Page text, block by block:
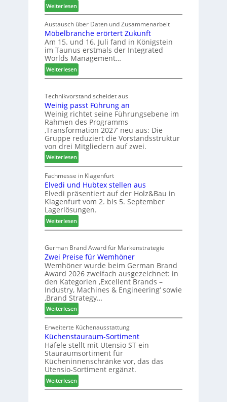
C
M
D
e
u
s
h
l
a
n
d
Weiterlesen:
L
e
u
c
o
l
ä
d
z
u
r
H
a
u
s
m
e
s
s
e
Austausch über Daten und Zusammenarbeit
Möbelbranche erörtert Zukunft
Am 15. und 16. Juli fand in Königstein
im Taunus erstmals der Integrated
Worlds Management…
Weiterlesen:
M
b
e
l
b
r
a
n
c
h
e
e
r
ö
r
t
e
t
Z
u
k
u
n
f
t
Technikvorstand scheidet aus
Weinig passt Führung an
Weinig richtet seine Führungsebene im
Rahmen des Programms
‚Transformation 2027‘ neu aus: Die
Gruppe reduziert die Vorstandsstruktur
von drei Mitgliedern auf zwei.
Weiterlesen:
W
e
i
n
i
g
p
a
s
t
F
ü
h
r
u
n
g
a
n
Fachmesse in Klagenfurt
Elvedi und Hubtex stellen aus
Elvedi präsentiert auf der Holz&Bau in
Klagenfurt vom 2. bis 5. September
Lagerlösungen.
Weiterlesen:
E
v
e
d
i
u
n
d
H
u
b
t
e
x
s
t
e
German Brand Award für Markenstrategie
Zwei Preise für Wemhöner
Wemhöner wurde beim German Brand
Award 2026 zweifach ausgezeichnet: in
den Kategorien ‚Excellent Brands –
Industry, Machines & Engineering‘ sowie
‚Brand Strategy…
Weiterlesen:
Z
w
e
i
P
r
e
i
s
Erweiterte Küchenausstattung
Küchenstauraum-Sortiment
Häfele stellt mit Utensio ST ein
Stauraumsortiment für
Kücheninnenschränke vor, das das
Utensio-Sortiment ergänzt.
Weiterlesen:
K